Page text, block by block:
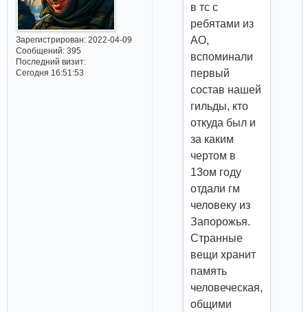
Зарегистрирован: 2022-04-09
Сообщений:395
Последний визит:
Сегодня 16:51:53
в тс с
ребятами из
АО,
вспоминали
первый
состав нашей
гильды, кто
откуда был и
за каким
чертом в
13ом году
отдали гм
человеку из
Запорожья.
Странные
вещи хранит
память
человеческая,
общими